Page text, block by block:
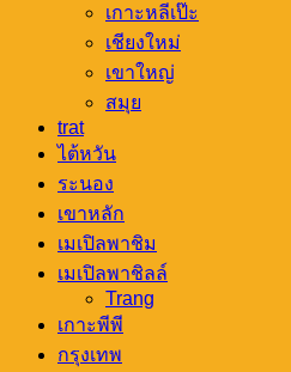
เกาะหลีเป๊ะ
เชียงใหม่
เขาใหญ่
สมุย
trat
ไต้หวัน
ระนอง
เขาหลัก
เมเปิลพาชิม
เมเปิลพาชิลล์
Trang
เกาะพีพี
กรุงเทพ